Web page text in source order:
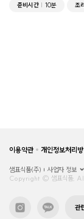
준비시간 10분 조
이용약관 개인정보처리
샘표식품(주)
사업자 정보
Copyright © 샘표식품,
관